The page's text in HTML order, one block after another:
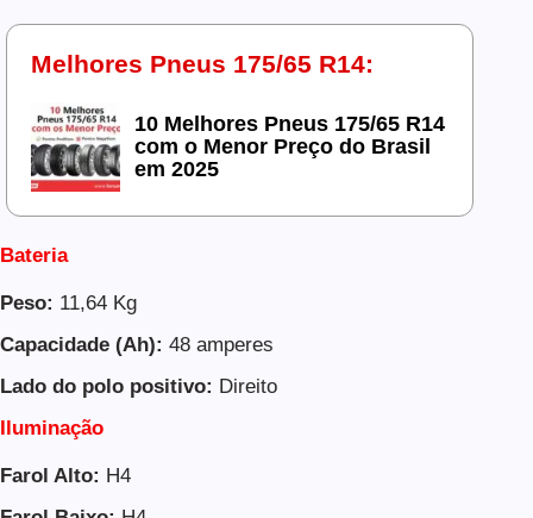
Melhores Pneus 175/65 R14:
10 Melhores Pneus 175/65 R14
com o Menor Preço do Brasil
em 2025
Bateria
Peso: 11,64 Kg
Capacidade (Ah): 48 amperes
Lado do polo positivo: Direito
Iluminação
Farol Alto: H4